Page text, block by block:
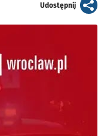
Udostępnijartykuł